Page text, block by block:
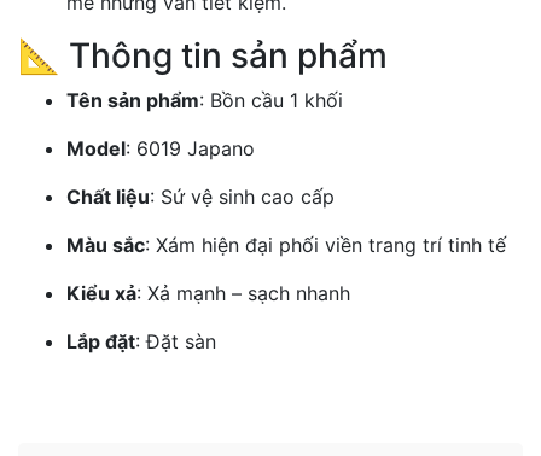
📐 Thông tin sản phẩm
Tên sản phẩm: Bồn cầu 1 khối
Model: 6019 Japano
Chất liệu: Sứ vệ sinh cao cấp
Màu sắc: Xám hiện đại phối viền trang trí tinh tế
Kiểu xả: Xả mạnh – sạch nhanh
Lắp đặt: Đặt sàn